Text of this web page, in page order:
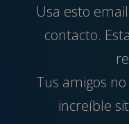
Usa esto email
contacto.
Tus amigos
increíble